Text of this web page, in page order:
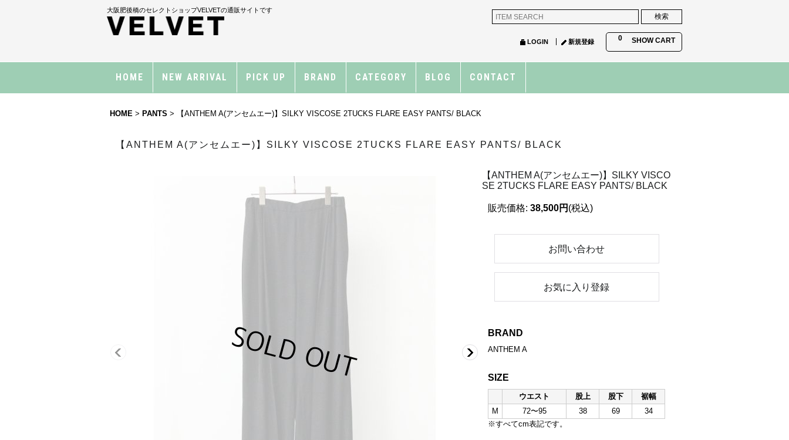
大阪肥後橋のセレクトショップVELVETの通販サイトです
0 SHOW CART
LOGIN 新規登録
HOME NEW ARRIVAL PICK UP BRAND CATEGORY BLOG CONTACT
HOME > PANTS > 【ANTHEM A(アンセムエー)】SILKY VISCOSE 2TUCKS FLARE EASY PANTS/ BLACK
【ANTHEM A(アンセムエー)】SILKY VISCOSE 2TUCKS FLARE EASY PANTS/ BLACK
【ANTHEM A(アンセムエー)】SILKY VISCO
SE 2TUCKS FLARE EASY PANTS/ BLACK
販売価格: 38,500円 (税込)
お問い合わせ
お気に入り登録
BRAND
ANTHEM A
SIZE
ウエスト 股上 股下
裾幅
M
72〜95 38 69
34
※すべてcm表記です。